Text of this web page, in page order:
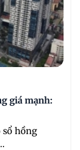
giá mạnh:
sổ hồng